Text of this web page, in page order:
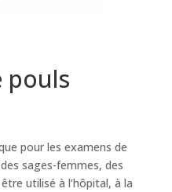
pouls
pour les examens de
sages-femmes, des
utilisé à l’hôpital, à la